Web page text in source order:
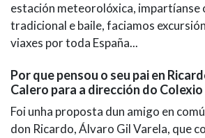
estación meteorolóxica, impartíanse
tradicional e baile, faciamos
viaxes por toda España...
Por que pensou o seu pai en
Calero para a dirección do Colexio
Foi unha proposta dun amigo en
don Ricardo, Álvaro Gil Varela, que